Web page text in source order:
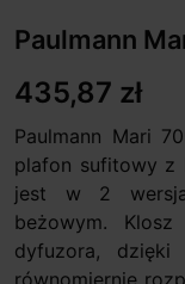
Paulmann
435,87 zł
Paulmann Mari
plafon sufitowy z
jest w 2
beżowym.
dyfuzora,
równomiernie